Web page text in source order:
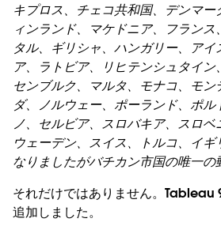
キプロス、チェコ共和国、デンマ
ィンランド、マケドニア、フラン
タル、ギリシャ、ハンガリー、アイ
ア、ラトビア、リヒテンシュタイ
センブルク、マルタ、モナコ、モ
ダ、ノルウェー、ポーランド、ポル
ノ、セルビア、スロバキア、スロ
ウェーデン、スイス、トルコ、イ
なりましたがバチカン市国の唯一の
それだけではありません。Tableau
追加しました。